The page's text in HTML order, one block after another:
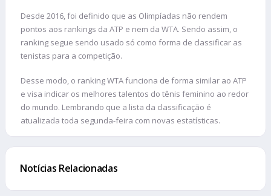
Desde 2016, foi definido que as Olimpíadas não rendem
pontos aos rankings da ATP e nem da WTA. Sendo assim, o
ranking segue sendo usado só como forma de classificar as
tenistas para a competição.
Desse modo, o ranking WTA funciona de forma similar ao ATP
e visa indicar os melhores talentos do tênis feminino ao redor
do mundo. Lembrando que a lista da classificação é
atualizada toda segunda-feira com novas estatísticas.
Notícias Relacionadas